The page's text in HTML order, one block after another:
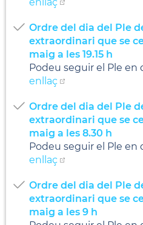
Ordre del dia del Ple
extraordinari que se
maig a les 19.15 h
Podeu seguir el Ple
enllaç
Ordre del dia del Ple
extraordinari que se
maig a les 8.30 h
Podeu seguir el Ple
enllaç
Ordre del dia del Ple
extraordinari que se
maig a les 9 h